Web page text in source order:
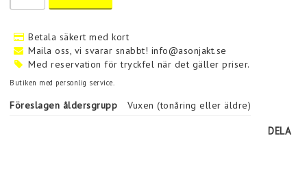
Betala säkert med kort
Maila oss, vi svarar snabbt! info@asonjakt.se
Med reservation för tryckfel när det gäller priser.
Butiken med personlig service.
Föreslagen åldersgrupp Vuxen (tonåring eller äldre)
DELA